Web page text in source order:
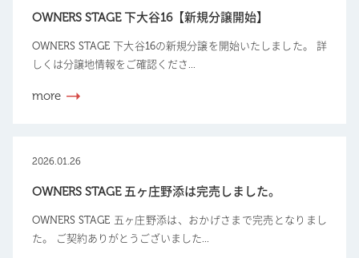
OWNERS STAGE 下大谷16【新規分譲開始】
OWNERS STAGE 下大谷16の新規分譲を開始いたしました。 詳
しくは分譲地情報をご確認くださ...
more
2026.01.26
OWNERS STAGE 五ヶ庄野添は完売しました。
OWNERS STAGE 五ヶ庄野添は、おかげさまで完売となりまし
た。 ご契約ありがとうございました...